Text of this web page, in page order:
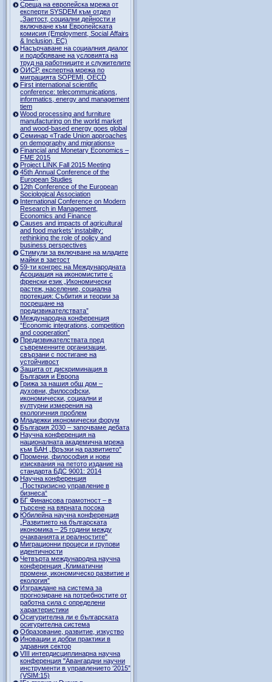
Среща на европейска мрежа от
експерти SYSDEM към отдел
„Заетост, социални дейности и
включване към Европейската
комисия (Employment, Social Affairs
& Inclusion, ЕС)
Насърчаване на социалния диалог
и подобряване на условията на
труд на работниците и служителите
ОИСР, експертна мрежа по
миграцията SOPEMI, OECD
First international scientific
conference: telecommunications,
informatics, energy and management
tiem
Wood processing and furniture
manufacturing on the world market
and wood-based energy goes global
Семинар «Trade Union approaches
on demography and migrations»
Financial and Monetary Economics –
FME 2015
Project LINK Fall 2015 Meeting
45th Annual Conference of the
European Studies
12th Conference of the European
Sociological Association
International Conference on Modern
Research in Management,
Economics and Finance
Causes and impacts of agricultural
and food markets’ instability:
rethinking the role of policy and
business perspectives
Стимули за включване на младите
майки в заетост
59-ти конгрес на Международната
Асоциация на икономистите с
френски език „Икономически
растеж, население, социална
протекция: Събития и теории за
посрещане на
предизвикателствата”
Международна конференция
“Economic integrations, competition
and cooperation”
Предизвикателствата пред
съвременните организации,
свързани с постигане на
устойчивост
Защита от дискриминация в
България и Европа
Грижа за нашия общ дом –
духовни, философски,
икономически, социални и
културни измерения на
екологичния проблем
Младежки икономически форум
България 2030 – започваме дебата
Научна конференция на
националната академична мрежа
към БАН „Връзки на развитието"
Промени, философия и нови
изисквания на петото издание на
стандарта БДС 9001: 2014
Научна конференция
„Посткризисно управление в
бизнеса“
БГ Финансова грамотност – в
търсене на вярната посока
Юбилейна научна конференция
„Развитието на българската
икономика – 25 години между
очакванията и реалностите"
Миграционни процеси и групови
идентичности
Четвърта международна научна
конференция „Климатични
промени, икономическо развитие и
екология”
Изграждане на система за
прогнозиране на потребностите от
работна сила с определени
характеристики
Осигурителна ли е българската
осигурителна система
Образование, развитие, изкуство
Иновации и добри практики в
здравния сектор
VIII интердисциплинарна научна
конференция "Авангардни научни
инструменти в управлението ‘2015”
(VSIM:15)